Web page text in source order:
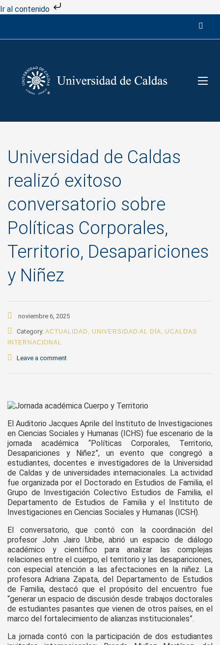
Ir al contenido
Universidad de Caldas
realizó exitoso
conversatorio sobre
Políticas Corporales,
Territorio, Desapariciones
y Niñez
noviembre 6, 2025
Category: ACTUALIDAD , UNIVERSIDAD AL DÍA, UCALDAS
INTERNACIONAL
Leave a comment
El Auditorio Jacques Aprile del Instituto de Investigaciones
en Ciencias Sociales y Humanas (ICHS) fue escenario de la
jornada académica “Políticas Corporales, Territorio,
Desapariciones y Niñez”, un evento que congregó a
estudiantes, docentes e investigadores de la Universidad
de Caldas y de universidades internacionales. La actividad
fue organizada por el Doctorado en Estudios de Familia, el
Grupo de Investigación Colectivo Estudios de Familia, el
Departamento de Estudios de Familia y el Instituto de
Investigaciones en Ciencias Sociales y Humanas (ICSH).
El conversatorio, que contó con la coordinación del
profesor John Jairo Uribe, abrió un espacio de diálogo
académico y científico para analizar las complejas
relaciones entre el cuerpo, el territorio y las desapariciones,
con especial atención a las afectaciones en la niñez. La
profesora Adriana Zapata, del Departamento de Estudios
de Familia, destacó que el propósito del encuentro fue
“generar un espacio de discusión desde trabajos doctorales
de estudiantes pasantes que vienen de otros países, en el
marco del fortalecimiento de alianzas institucionales”.
La jornada contó con la participación de dos estudiantes